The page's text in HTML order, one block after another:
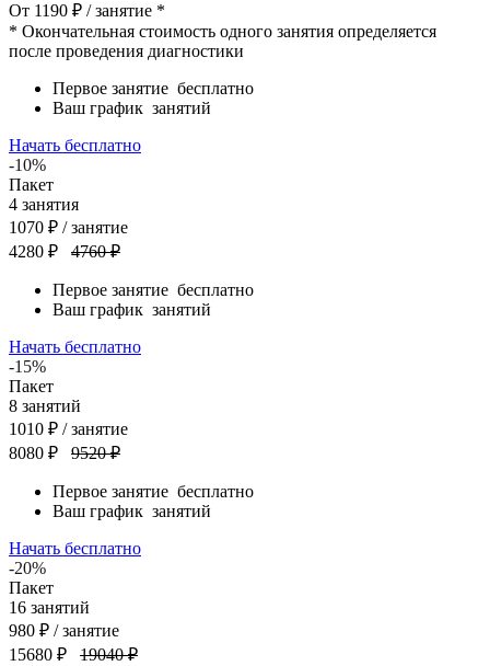
От 1190 ₽ / занятие *
* Окончательная стоимость одного занятия определяется
после проведения диагностики
Первое занятие бесплатно
Ваш график занятий
Начать бесплатно
-10%
Пакет
4 занятия
1070 ₽ / занятие
4280 ₽
4760 ₽
Первое занятие бесплатно
Ваш график занятий
Начать бесплатно
-15%
Пакет
8 занятий
1010 ₽ / занятие
8080 ₽
9520 ₽
Первое занятие бесплатно
Ваш график занятий
Начать бесплатно
-20%
Пакет
16 занятий
980 ₽ / занятие
15680 ₽
19040 ₽